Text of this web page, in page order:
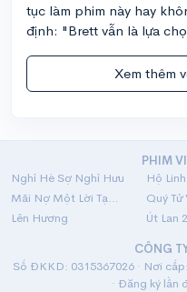
tục làm phim này hay
định: "Brett vẫn là lựa
Xem thêm
PHIM
Nghỉ Hè Sợ Nghỉ Hưu
Mãi Nợ Một Lời Tạm Biệt
Quý Tử
Lên Hương
Út Lan 2
CÔNG
Số ĐKKD: 0315367026 · Nơi
· Đăng ký lần